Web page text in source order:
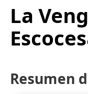
La
Resumen